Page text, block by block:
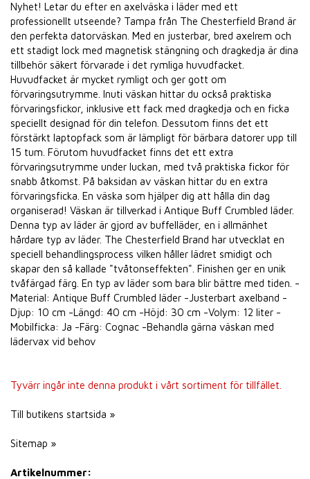
Nyhet! Letar du efter en axelväska i läder med ett
professionellt utseende? Tampa från The Chesterfield Brand är
den perfekta datorväskan. Med en justerbar, bred axelrem och
ett stadigt lock med magnetisk stängning och dragkedja är dina
tillbehör säkert förvarade i det rymliga huvudfacket.
Huvudfacket är mycket rymligt och ger gott om
förvaringsutrymme. Inuti väskan hittar du också praktiska
förvaringsfickor, inklusive ett fack med dragkedja och en ficka
speciellt designad för din telefon. Dessutom finns det ett
förstärkt laptopfack som är lämpligt för bärbara datorer upp till
15 tum. Förutom huvudfacket finns det ett extra
förvaringsutrymme under luckan, med två praktiska fickor för
snabb åtkomst. På baksidan av väskan hittar du en extra
förvaringsficka. En väska som hjälper dig att hålla din dag
organiserad! Väskan är tillverkad i Antique Buff Crumbled läder.
Denna typ av läder är gjord av buffelläder, en i allmänhet
hårdare typ av läder. The Chesterfield Brand har utvecklat en
speciell behandlingsprocess vilken håller lädret smidigt och
skapar den så kallade "tvåtonseffekten". Finishen ger en unik
tvåfärgad färg. En typ av läder som bara blir bättre med tiden. -
Material: Antique Buff Crumbled läder -Justerbart axelband -
Djup: 10 cm -Längd: 40 cm -Höjd: 30 cm -Volym: 12 liter -
Mobilficka: Ja -Färg: Cognac -Behandla gärna väskan med
lädervax vid behov
Tyvärr ingår inte denna produkt i vårt sortiment för tillfället.
Till butikens startsida »
Sitemap »
Artikelnummer: